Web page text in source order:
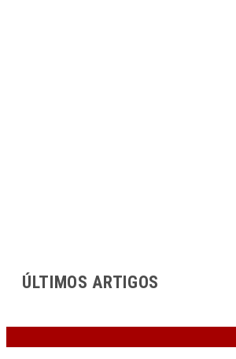
ÚLTIMOS ARTIGOS